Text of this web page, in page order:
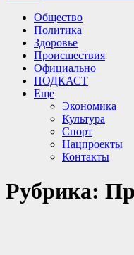
Общество
Политика
Здоровье
Происшествия
Официально
ПОДКАСТ
Еще
Экономика
Культура
Спорт
Нацпроекты
Контакты
Рубрика: